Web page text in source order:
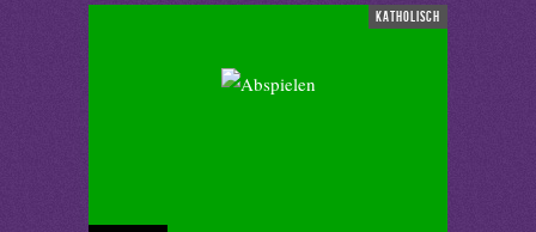
katholisch